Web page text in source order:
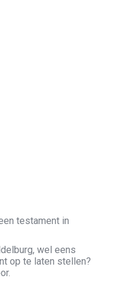
testament in
wel eens
op te laten stellen?